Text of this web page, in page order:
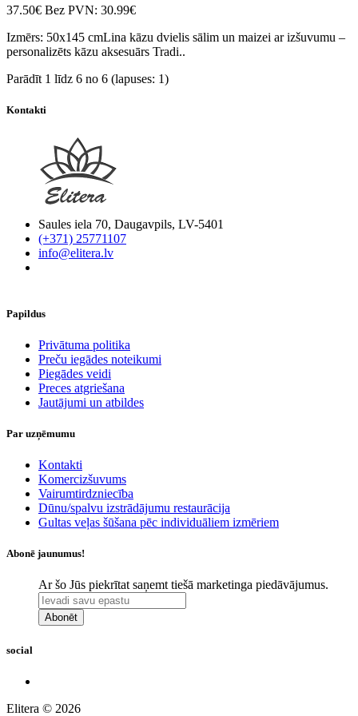
37.50€ Bez PVN: 30.99€
Izmērs: 50x145 cmLina kāzu dvielis sālim un maizei ar izšuvumu –
personalizēts kāzu aksesuārs Tradi..
Parādīt 1 līdz 6 no 6 (lapuses: 1)
Kontakti
Saules iela 70, Daugavpils, LV-5401
(+371) 25771107
info@elitera.lv
Papildus
​Privātuma politika
Preču iegādes noteikumi
Piegādes veidi
Preces atgriešana
Jautājumi un atbildes
Par uzņēmumu
Kontakti
Komercizšuvums
Vairumtirdzniecība
Dūnu/spalvu izstrādājumu restaurācija
Gultas veļas šūšana pēc individuāliem izmēriem
Abonē jaunumus!
Ar šo Jūs piekrītat saņemt tiešā marketinga piedāvājumus.
Abonēt
social
Elitera © 2026